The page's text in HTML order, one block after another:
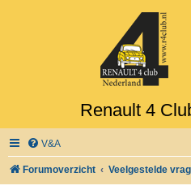
Renault 4
V&A
Forumoverzicht Veelgestelde